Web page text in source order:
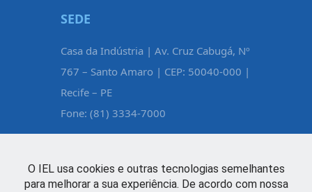
SEDE
Casa da Indústria | Av. Cruz Cabugá, Nº
767 – Santo Amaro | CEP: 50040-000 |
Recife – PE
Fone: (81) 3334-7000
O IEL usa cookies e outras tecnologias semelhantes
para melhorar a sua experiência. De acordo com nossa